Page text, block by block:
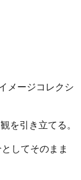
メージコレクシ
を引き立てる。
してそのまま